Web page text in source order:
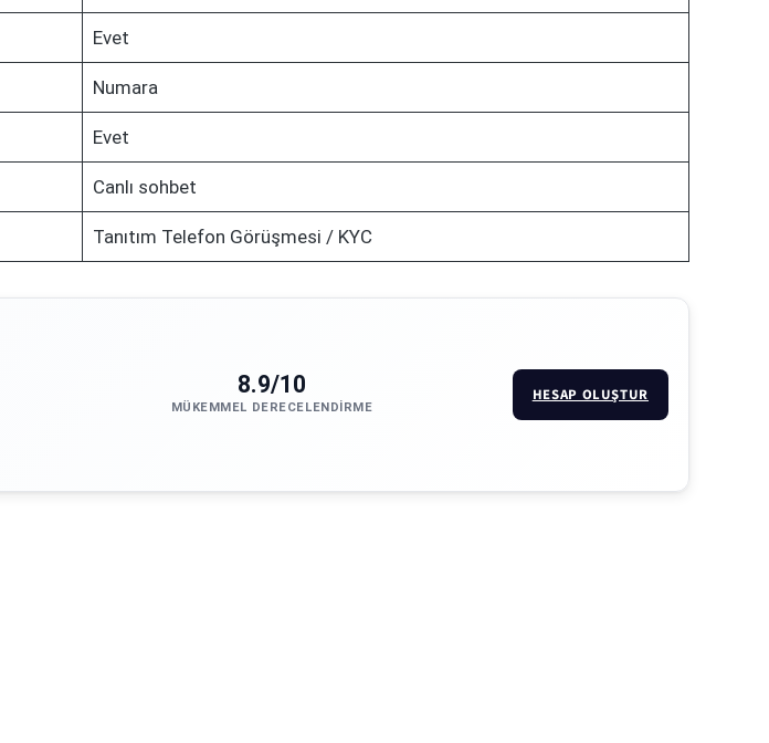
Evet
Numara
Evet
Canlı sohbet
Tanıtım Telefon Görüşmesi / KYC
8.9/10
MÜKEMMEL DERECELENDIRME
HESAP OLUŞTUR